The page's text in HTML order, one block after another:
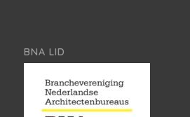
BNA LID